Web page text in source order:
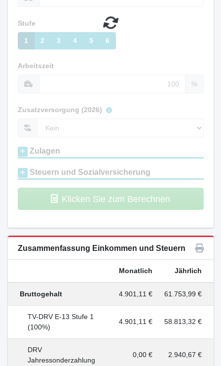
Stufe
1 2 3 4 5 6
Arbeitszeit
%
Zusatzversorgung (2026)
Zulagen
Steuern und Sozialversicherung
Klicken Sie zum Berechnen
Zusammenfassung Einkommen und Steuern
Monatlich Jährlich
Bruttogehalt 4.901,11 € 61.753,99 €
TV-DRV E-13 Stufe 1
(100%)
4.901,11 € 58.813,32 €
DRV
Jahressonderzahlung
0,00 € 2.940,67 €